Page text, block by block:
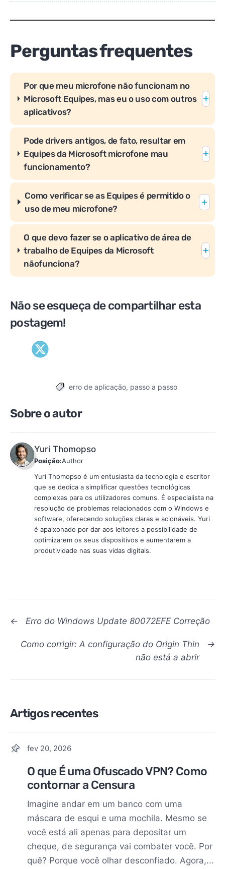
Perguntas frequentes
Por que meu microfone não funcionam no
Microsoft Equipes, mas eu o uso com outros
aplicativos?
Pode drivers antigos, de fato, resultar em
Equipes da Microsoft microfone mau
funcionamento?
Como verificar se as Equipes é permitido o
uso de meu microfone?
O que devo fazer se o aplicativo de área de
trabalho de Equipes da Microsoft
nãofunciona?
Não se esqueça de compartilhar esta
postagem!
Tagserro de aplicação, passo a passo
Sobre o autor
Yuri Thomopso
Posição:Author
Yuri Thomopso é um entusiasta da tecnologia e escritor
que se dedica a simplificar questões tecnológicas
complexas para os utilizadores comuns. É especialista na
resolução de problemas relacionados com o Windows e
software, oferecendo soluções claras e acionáveis. Yuri
é apaixonado por dar aos leitores a possibilidade de
optimizarem os seus dispositivos e aumentarem a
produtividade nas suas vidas digitais.
← Erro do Windows Update 80072EFE Correção
→
Como corrigir: A configuração do Origin Thin
não está a abrir
Artigos recentes
fev 20, 2026
O que É uma Ofuscado VPN? Como
contornar a Censura
Imagine andar em um banco com uma
máscara de esqui e uma mochila. Mesmo se
você está ali apenas para depositar um
cheque, de segurança vai combater você. Por
quê? Porque você olhar desconfiado. Agora,...